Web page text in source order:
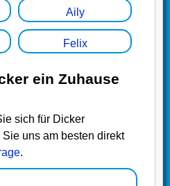
Aily
Felix
ein Zuhause
sich für Dicker
uns am besten direkt
.